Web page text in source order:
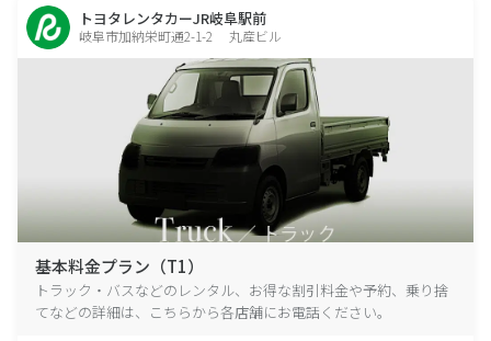
トヨタレンタカーJR岐阜駅前
岐阜市加納栄町通2-1-2 丸産ビル
基本料金プラン（T1）
トラック・バスなどのレンタル、お得な割引料金や予約、乗り捨
てなどの詳細は、こちらから各店舗にお電話ください。